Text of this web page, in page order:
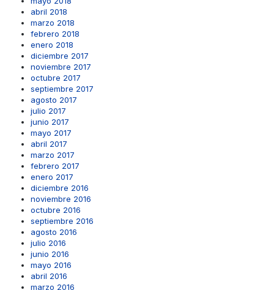
abril 2018
marzo 2018
febrero 2018
enero 2018
diciembre 2017
noviembre 2017
octubre 2017
septiembre 2017
agosto 2017
julio 2017
junio 2017
mayo 2017
abril 2017
marzo 2017
febrero 2017
enero 2017
diciembre 2016
noviembre 2016
octubre 2016
septiembre 2016
agosto 2016
julio 2016
junio 2016
mayo 2016
abril 2016
marzo 2016